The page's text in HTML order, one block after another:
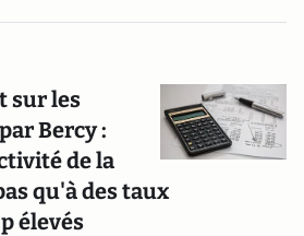
sur les
Bercy :
de la
qu'à des taux
élevés